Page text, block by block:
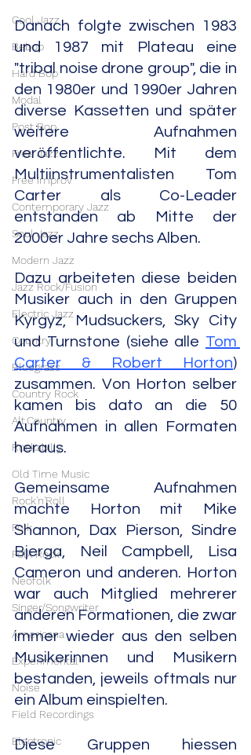
Cool Jazz
Bebop
Hard Bop
Modal
Post Bop
Free Jazz
Free Improv
Contemporary Jazz
Soul Jazz
Modern Jazz
Jazz Rock/Fusion
Electric Jazz
Country
Bluegrass
Country Rock
Alt.Country
Rockabilly
Old Time Music
Rock'n'Roll
Folk
Folk Rock
Neofolk
Singer/Songwriter
Americana
Experimental
Noise
Field Recordings
Electronic
Danach folgte zwischen 1983
und 1987 mit Plateau eine
"tribal noise drone group", die in
den 1980er und 1990er Jahren
diverse Kassetten und später
weitere Aufnahmen
veröffentlichte. Mit dem
Multiinstrumentalisten Tom
Carter als Co-Leader
entstanden ab Mitte der
2000er Jahre sechs Alben.
Dazu arbeiteten diese beiden
Musiker auch in den Gruppen
Kyrgyz, Mudsuckers, Sky City
und Turnstone (siehe alle Tom
Carter & Robert Horton)
zusammen. Von Horton selber
kamen bis dato an die 50
Aufnahmen in allen Formaten
heraus.
Gemeinsame Aufnahmen
machte Horton mit Mike
Shannon, Dax Pierson, Sindre
Bjerga, Neil Campbell, Lisa
Cameron und anderen. Horton
war auch Mitglied mehrerer
anderen Formationen, die zwar
immer wieder aus den selben
Musikerinnen und Musikern
bestanden, jeweils oftmals nur
ein Album einspielten.
Diese Gruppen hiessen